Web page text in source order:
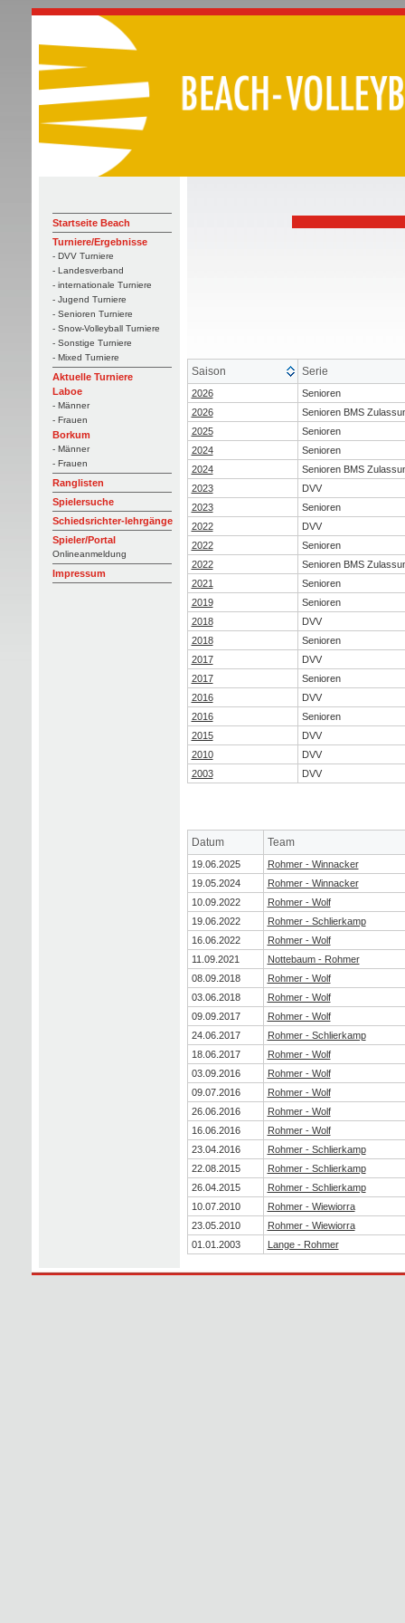
Startseite Beach
Turniere/Ergebnisse
- DVV Turniere
- Landesverband
- internationale Turniere
- Jugend Turniere
- Senioren Turniere
- Snow-Volleyball Turniere
- Sonstige Turniere
- Mixed Turniere
Aktuelle Turniere
Laboe
- Männer
- Frauen
Borkum
- Männer
- Frauen
Ranglisten
Spielersuche
Schiedsrichter-lehrgänge
Spieler/Portal
Onlineanmeldung
Impressum
Saison Serie
2026
Senioren
2026
Senioren BMS
2025
Senioren
2024
Senioren
2024
Senioren BMS
2023
DVV
2023
Senioren
2022
DVV
2022
Senioren
2022
Senioren BMS
2021
Senioren
2019
Senioren
2018
DVV
2018
Senioren
2017
DVV
2017
Senioren
2016
DVV
2016
Senioren
2015
DVV
2010
DVV
2003
DVV
Datum Team
19.06.2025
Rohmer - Winnacker
19.05.2024
Rohmer - Winnacker
10.09.2022
Rohmer - Wolf
19.06.2022
Rohmer - Schlierkamp
16.06.2022
Rohmer - Wolf
11.09.2021
Nottebaum - Rohmer
08.09.2018
Rohmer - Wolf
03.06.2018
Rohmer - Wolf
09.09.2017
Rohmer - Wolf
24.06.2017
Rohmer - Schlierkamp
18.06.2017
Rohmer - Wolf
03.09.2016
Rohmer - Wolf
09.07.2016
Rohmer - Wolf
26.06.2016
Rohmer - Wolf
16.06.2016
Rohmer - Wolf
23.04.2016
Rohmer - Schlierkamp
22.08.2015
Rohmer - Schlierkamp
26.04.2015
Rohmer - Schlierkamp
10.07.2010
Rohmer - Wiewiorra
23.05.2010
Rohmer - Wiewiorra
01.01.2003
Lange - Rohmer